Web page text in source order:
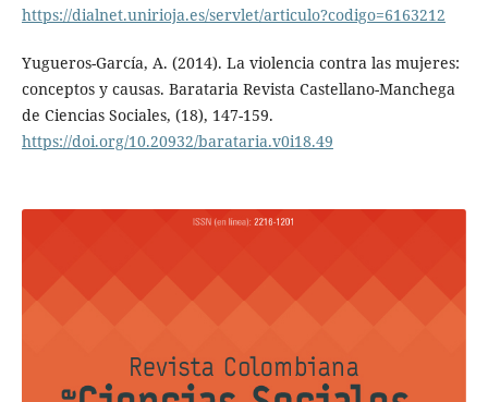
https://dialnet.unirioja.es/servlet/articulo?codigo=6163212
Yugueros-García, A. (2014). La violencia contra las mujeres:
conceptos y causas. Barataria Revista Castellano-Manchega
de Ciencias Sociales, (18), 147-159.
https://doi.org/10.20932/barataria.v0i18.49